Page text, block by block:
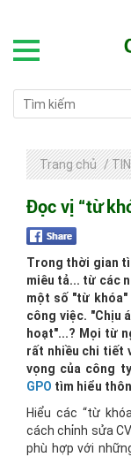
Trang chủ /
Đọc vị “từ
Trong thời gian
miêu tả... từ các
một số "từ khóa"
công việc. "Chịu
hoạt"...? Mọi từ
rất nhiều chi tiết
vọng của công
GPO tìm hiểu
Hiểu các “từ
cách chỉnh sửa
phù hợp với